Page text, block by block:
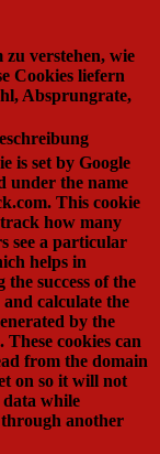
verstehen, wie
Cookies liefern
Absprungrate,
is set by Google
under the name
This cookie
how many
see a particular
helps in
the success of the
calculate the
by the
These cookies can
from the domain
on so it will not
while
another